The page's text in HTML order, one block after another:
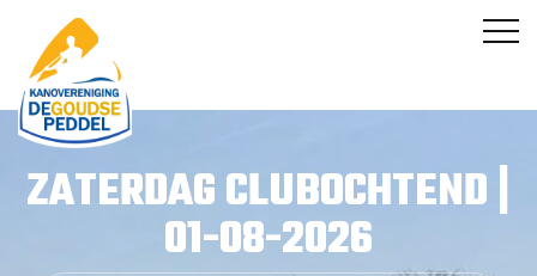
ZATERDAG CLUBOCHTEND |
01-08-2026